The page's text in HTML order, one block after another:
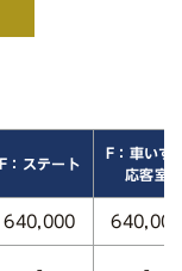
F：ステート
F：車いす
応客室
640,000 640,000